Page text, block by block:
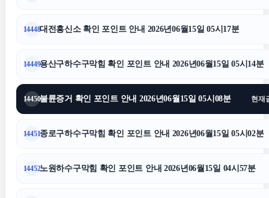
수원이혼변호사
14448대전흥신소 확인 포인트 안내 2026년06월15일 05시17분
14449용산구하수구막힘 확인 포인트 안내 2026년06월15일 05시14분
14450불륜증거 확인 포인트 안내 2026년06월15일 05시08분 현재
14451종로구하수구막힘 확인 포인트 안내 2026년06월15일 05시02분
14452노원하수구막힘 확인 포인트 안내 2026년06월15일 04시57분